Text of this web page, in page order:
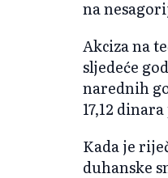
na
Akciza na
sljedeće
narednih
17,12
Kada je
duhanske